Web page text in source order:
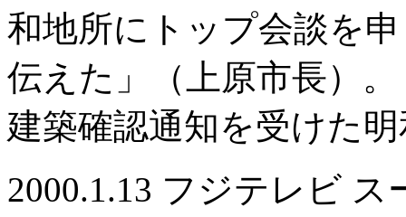
和地所にトップ会談を
伝えた」（上原市長）
建築確認通知を受けた
2000.1.13 フジテレビ